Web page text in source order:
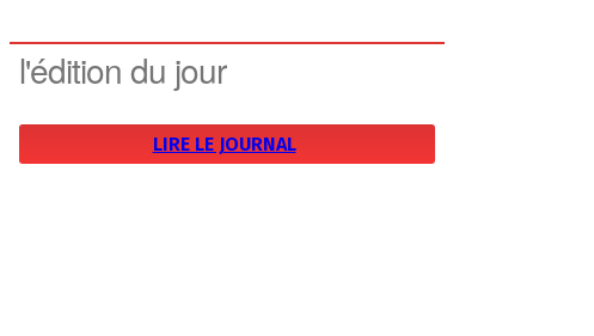
l'édition du jour
LIRE LE JOURNAL